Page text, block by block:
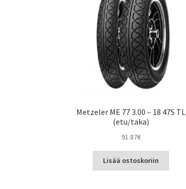
Metzeler ME 77 3.00 – 18 47S TL
(etu/taka)
91.87€
Lisää ostoskoriin